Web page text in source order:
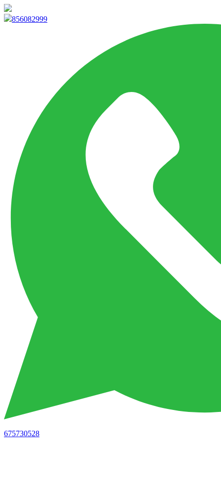
856082999
675730528